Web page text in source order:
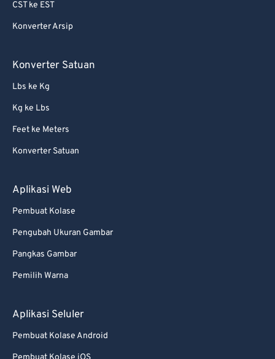
CST ke EST
Konverter Arsip
Konverter Satuan
Lbs ke Kg
Kg ke Lbs
Feet ke Meters
Konverter Satuan
Aplikasi Web
Pembuat Kolase
Pengubah Ukuran Gambar
Pangkas Gambar
Pemilih Warna
Aplikasi Seluler
Pembuat Kolase Android